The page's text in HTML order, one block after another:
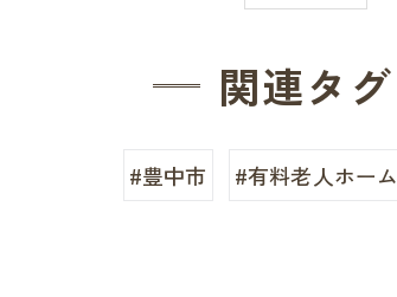
関連タグ
#豊中市 #有料老人ホーム